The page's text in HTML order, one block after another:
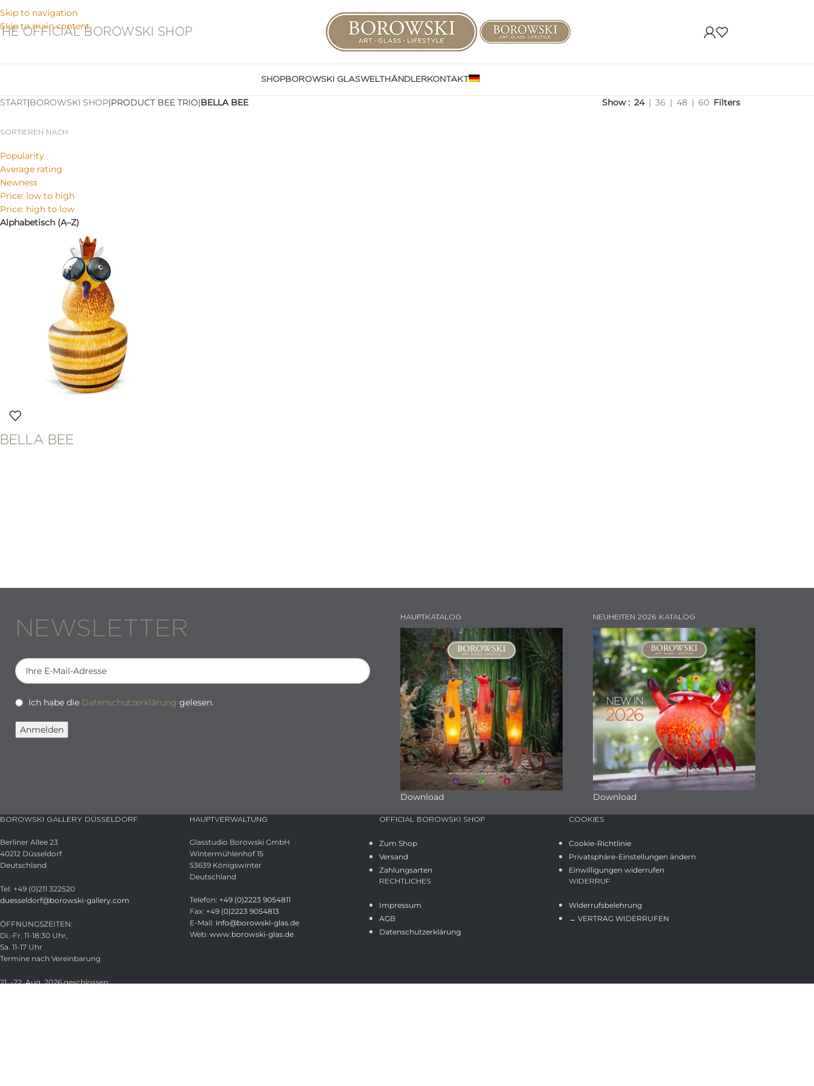
Skip to navigation
Skip to main content
OFFICIAL BOROWSKI SHOP
SHOPBOROWSKI GLASWELTHÄNDLERKONTAKT
START|BOROWSKI SHOP|PRODUCT BEE TRIO|BELLA BEE Show 24 36 48 60 Filters
SORTIEREN NACH
Popularity
Average rating
Newness
Price: low to high
Price: high to low
Alphabetisch (A–Z)
BELLA BEE
NEWSLETTER
Ich habe die Datenschutzerklärung gelesen.
HAUPTKATALOG
Download
NEUHEITEN 2026 KATALOG
Download
BOROWSKI GALLERY DÜSSELDORF
Berliner Allee 23
40212 Düsseldorf
Deutschland
Tel: +49 (0)211 322520
duesseldorf@borowski-gallery.com
ÖFFNUNGSZEITEN:
Di.-Fr. 11-18:30 Uhr,
Sa. 11-17 Uhr
Termine nach Vereinbarung
21. -22. Aug. 2026 geschlossen
HAUPTVERWALTUNG
Glasstudio Borowski GmbH
Wintermühlenhof 15
53639 Königswinter
Deutschland
Telefon: +49 (0)2223 9054811
Fax: +49 (0)2223 9054813
E-Mail: info@borowski-glas.de
Web: www.borowski-glas.de
OFFICIAL BOROWSKI SHOP
Zum Shop
Versand
Zahlungsarten
RECHTLICHES
Impressum
AGB
Datenschutzerklärung
COOKIES
Cookie-Richtlinie
Privatsphäre-Einstellungen ändern
Einwilligungen widerrufen
WIDERRUF
Widerrufsbelehrung
→ VERTRAG WIDERRUFEN